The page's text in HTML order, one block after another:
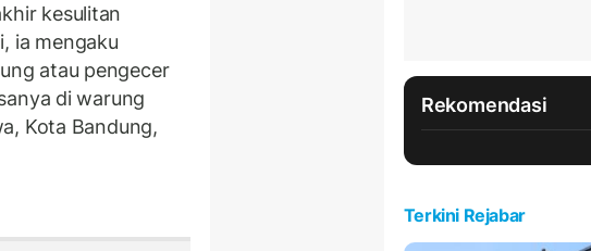
kesulitan
ia mengaku
atau pengecer
di warung
Kota Bandung,
Rekomendasi
Terkini Rejabar